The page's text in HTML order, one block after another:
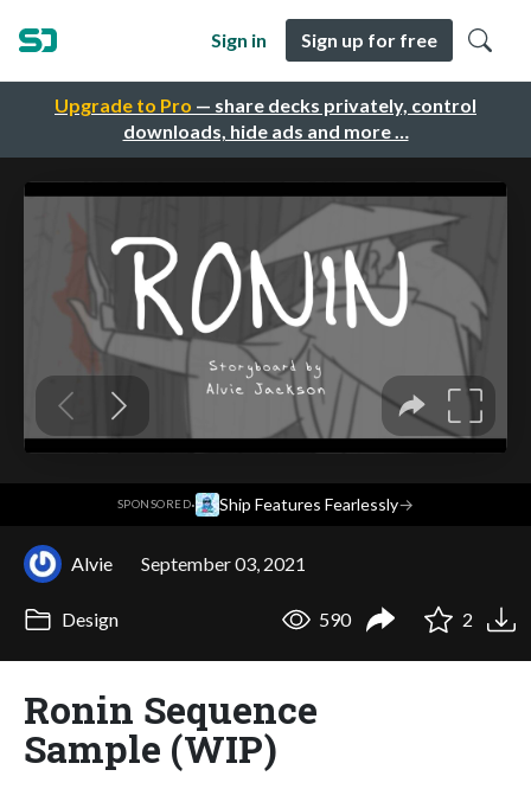
Upgrade to Pro — share decks privately, control
downloads, hide ads and more …
Sign in Sign up for free
SPONSORED· Ship Features Fearlessly→
Alvie September 03, 2021
Design 590 2
Ronin Sequence
Sample (WIP)